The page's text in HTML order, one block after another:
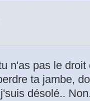
n'as pas le droit
ta jambe,
désolé..